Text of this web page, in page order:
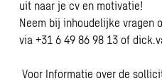
uit naar je cv en motivatie!
Neem bij inhoudelijke vragen
via +31 6 49 86 98 13 of
Voor Informatie over de